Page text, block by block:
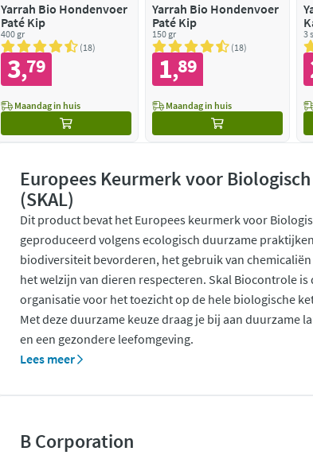
Yarrah Bio Hondenvoer
Paté Kip
400 gr
18
3,79
Maandag in huis
Yarrah Bio Hondenvoer
Paté Kip
150 gr
18
1,89
Maandag in huis
3
Europees Keurmerk voor Biologisch
(SKAL)
Dit product bevat het Europees keurmerk voor
geproduceerd volgens ecologisch duurzame
biodiversiteit bevorderen, het gebruik van
het welzijn van dieren respecteren. Skal Biocontrole
organisatie voor het toezicht op de hele biologische
Met deze duurzame keuze draag je bij aan duurzame
en een gezondere leefomgeving.
Lees meer
B Corporation